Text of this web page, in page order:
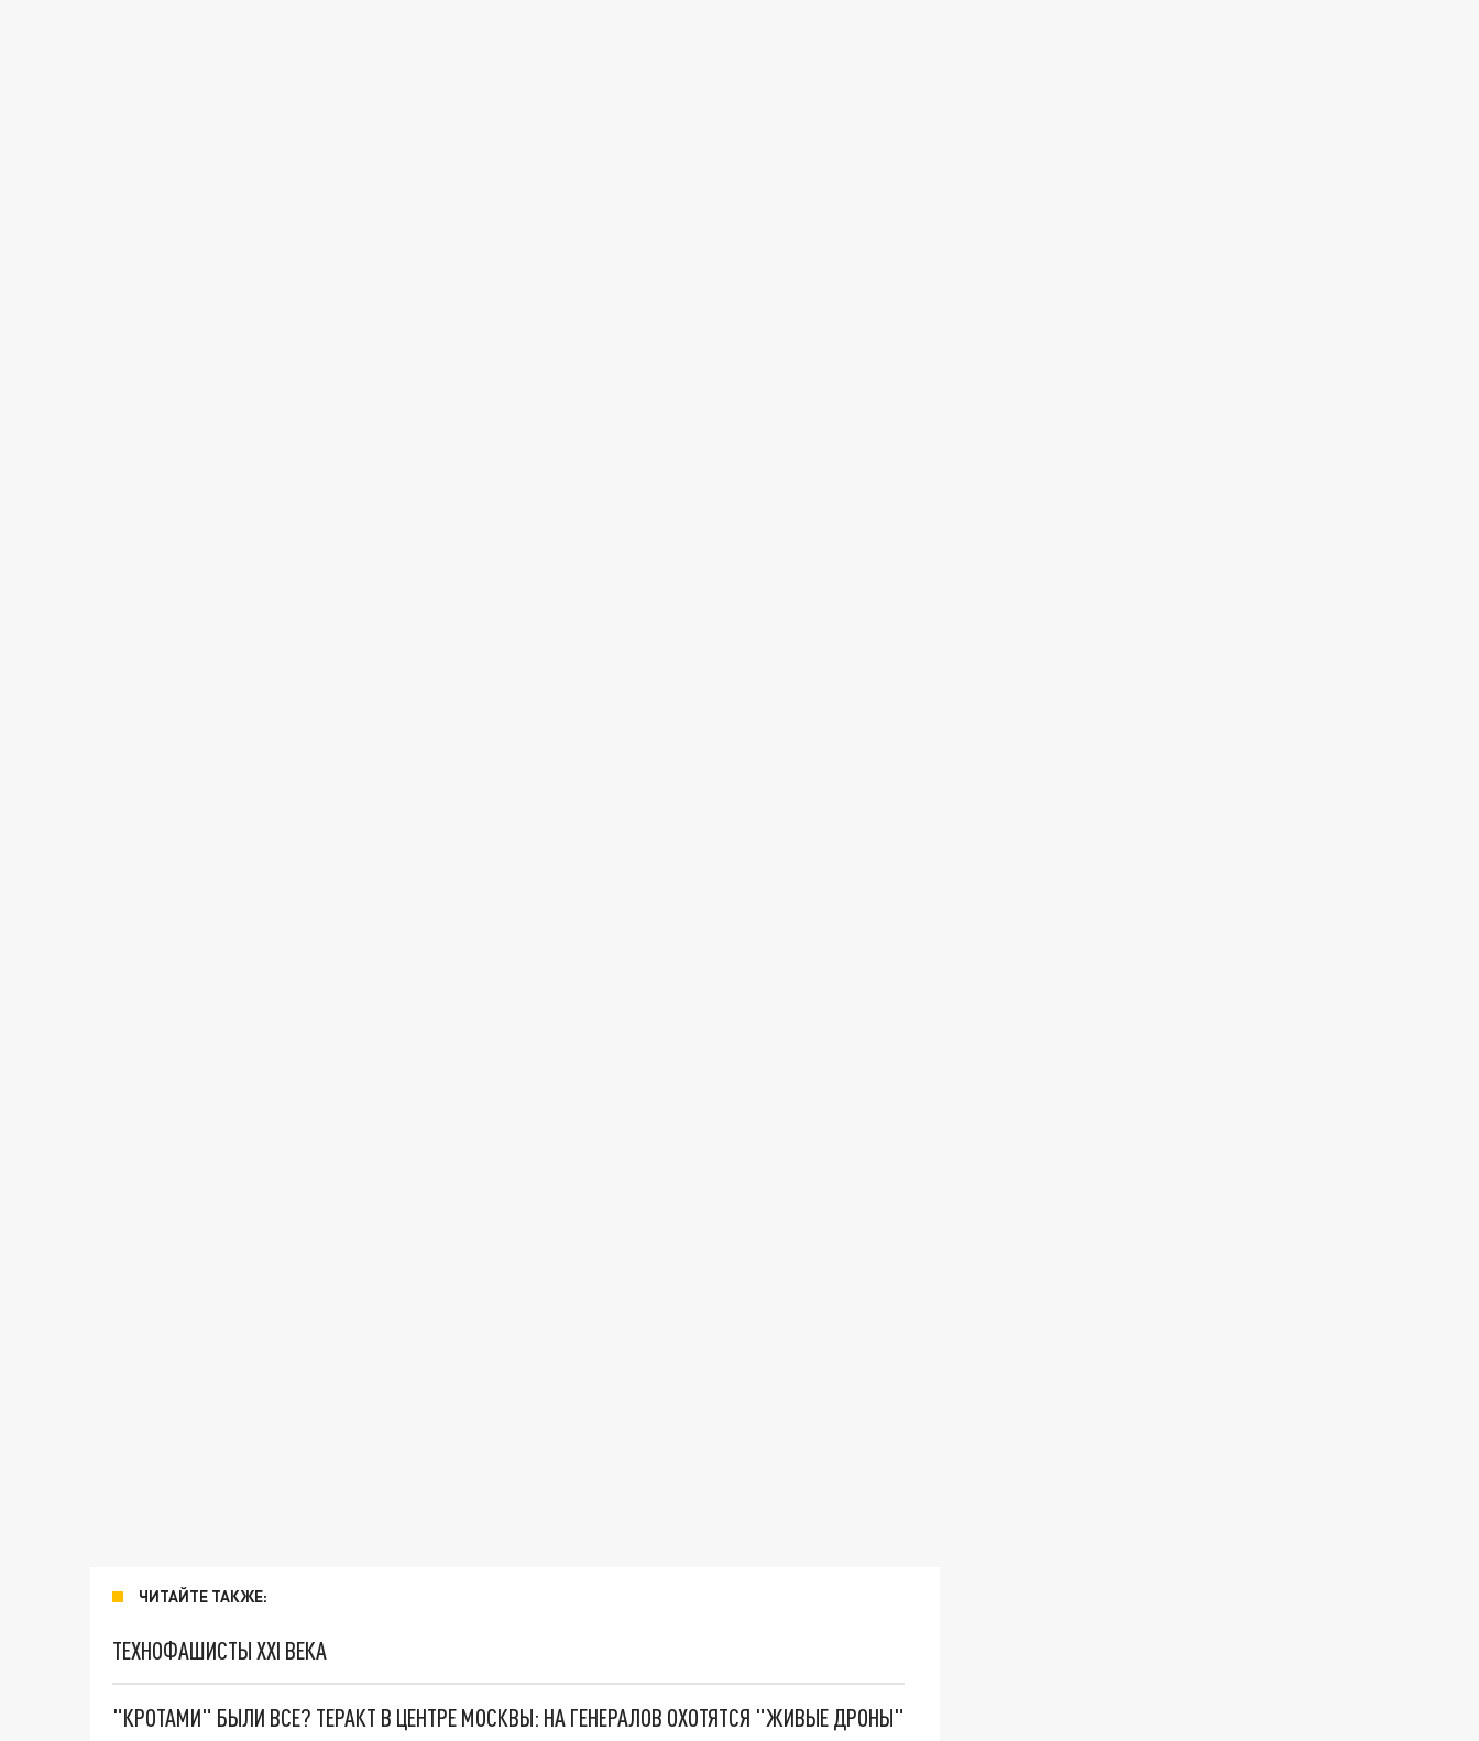
ЧИТАЙТЕ ТАКЖЕ:
ТЕХНОФАШИСТЫ XXI ВЕКА
"КРОТАМИ" БЫЛИ ВСЕ? ТЕРАКТ В ЦЕНТРЕ МОСКВЫ: НА ГЕНЕРАЛОВ ОХОТЯТСЯ "ЖИВЫЕ ДРОНЫ"